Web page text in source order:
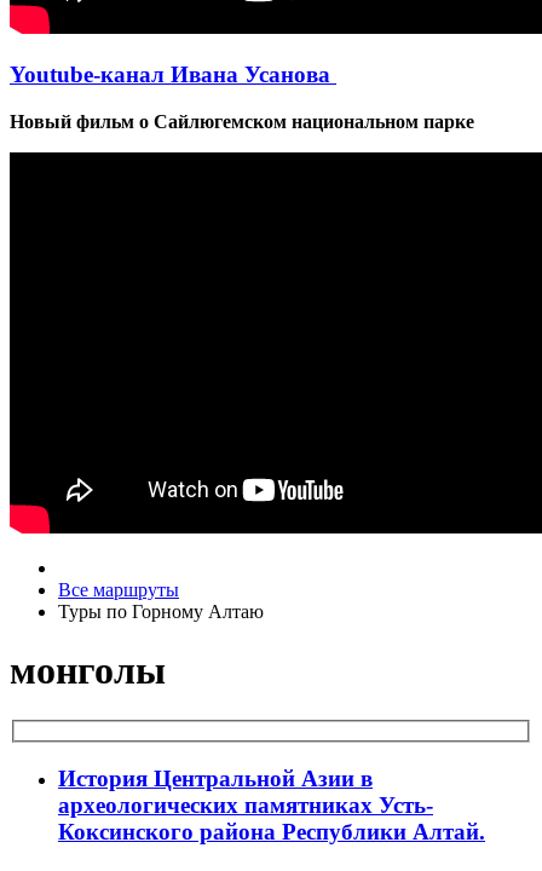
Youtube-канал Ивана Усанова
Новый фильм о Сайлюгемском национальном парке
Все маршруты
Туры по Горному Алтаю
монголы
История Центральной Азии в
археологических памятниках Усть-
Коксинского района Республики Алтай.